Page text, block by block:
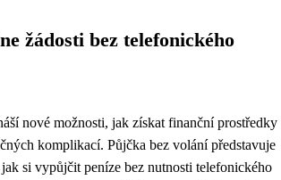
žádosti bez telefonického
nové možnosti, jak získat finanční prostředky
komplikací. Půjčka bez volání představuje
si vypůjčit peníze bez nutnosti telefonického